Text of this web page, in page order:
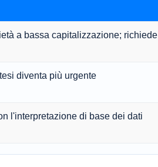
a bassa capitalizzazione; richiede
diventa più urgente
l'interpretazione di base dei dati